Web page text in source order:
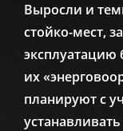
Выросли и
стойко-мест,
эксплуатацию
их
планируют с